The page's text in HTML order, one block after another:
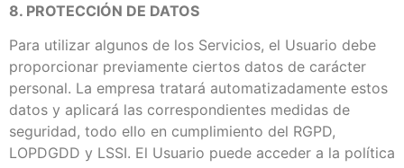
8. PROTECCIÓN DE DATOS
Para utilizar algunos de los Servicios, el Usuario debe
proporcionar previamente ciertos datos de carácter
personal. La empresa tratará automatizadamente estos
datos y aplicará las correspondientes medidas de
seguridad, todo ello en cumplimiento del RGPD,
LOPDGDD y LSSI. El Usuario puede acceder a la política